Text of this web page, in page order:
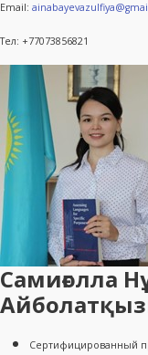
Email:
Тел: +77073856821
Самиғолла
Cертифицированный